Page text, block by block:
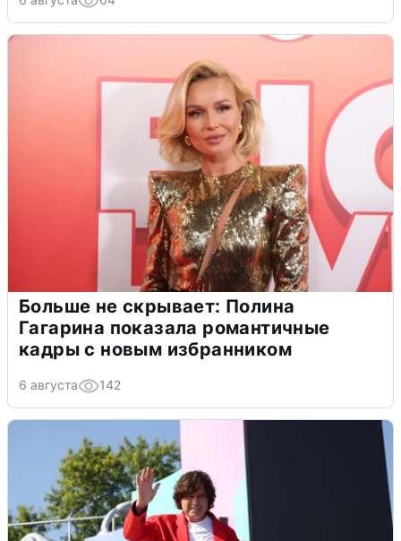
Больше не скрывает: Полина
Гагарина показала романтичные
кадры с новым избранником
6 августа 142